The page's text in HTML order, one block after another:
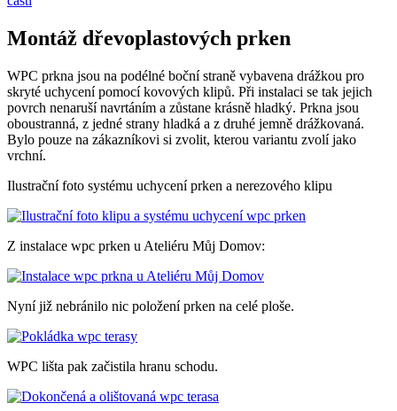
Montáž dřevoplastových prken
WPC prkna jsou na podélné boční straně vybavena drážkou pro
skryté uchycení pomocí kovových klipů. Při instalaci se tak jejich
povrch nenaruší navrtáním a zůstane krásně hladký. Prkna jsou
oboustranná, z jedné strany hladká a z druhé jemně drážkovaná.
Bylo pouze na zákazníkovi si zvolit, kterou variantu zvolí jako
vrchní.
Ilustrační foto systému uchycení prken a nerezového klipu
Z instalace wpc prken u Ateliéru Můj Domov:
Nyní již nebránilo nic položení prken na celé ploše.
WPC lišta pak začistila hranu schodu.